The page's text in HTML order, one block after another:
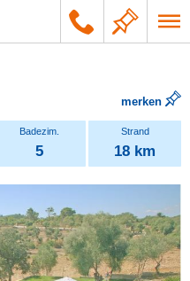
merken
5 18 km